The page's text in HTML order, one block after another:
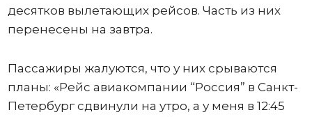
десятков вылетающих рейсов. Часть из них
перенесены на завтра.
Пассажиры жалуются, что у них срываются
планы: «Рейс авиакомпании “Россия” в Санкт-
Петербург сдвинули на утро, а у меня в 12:45